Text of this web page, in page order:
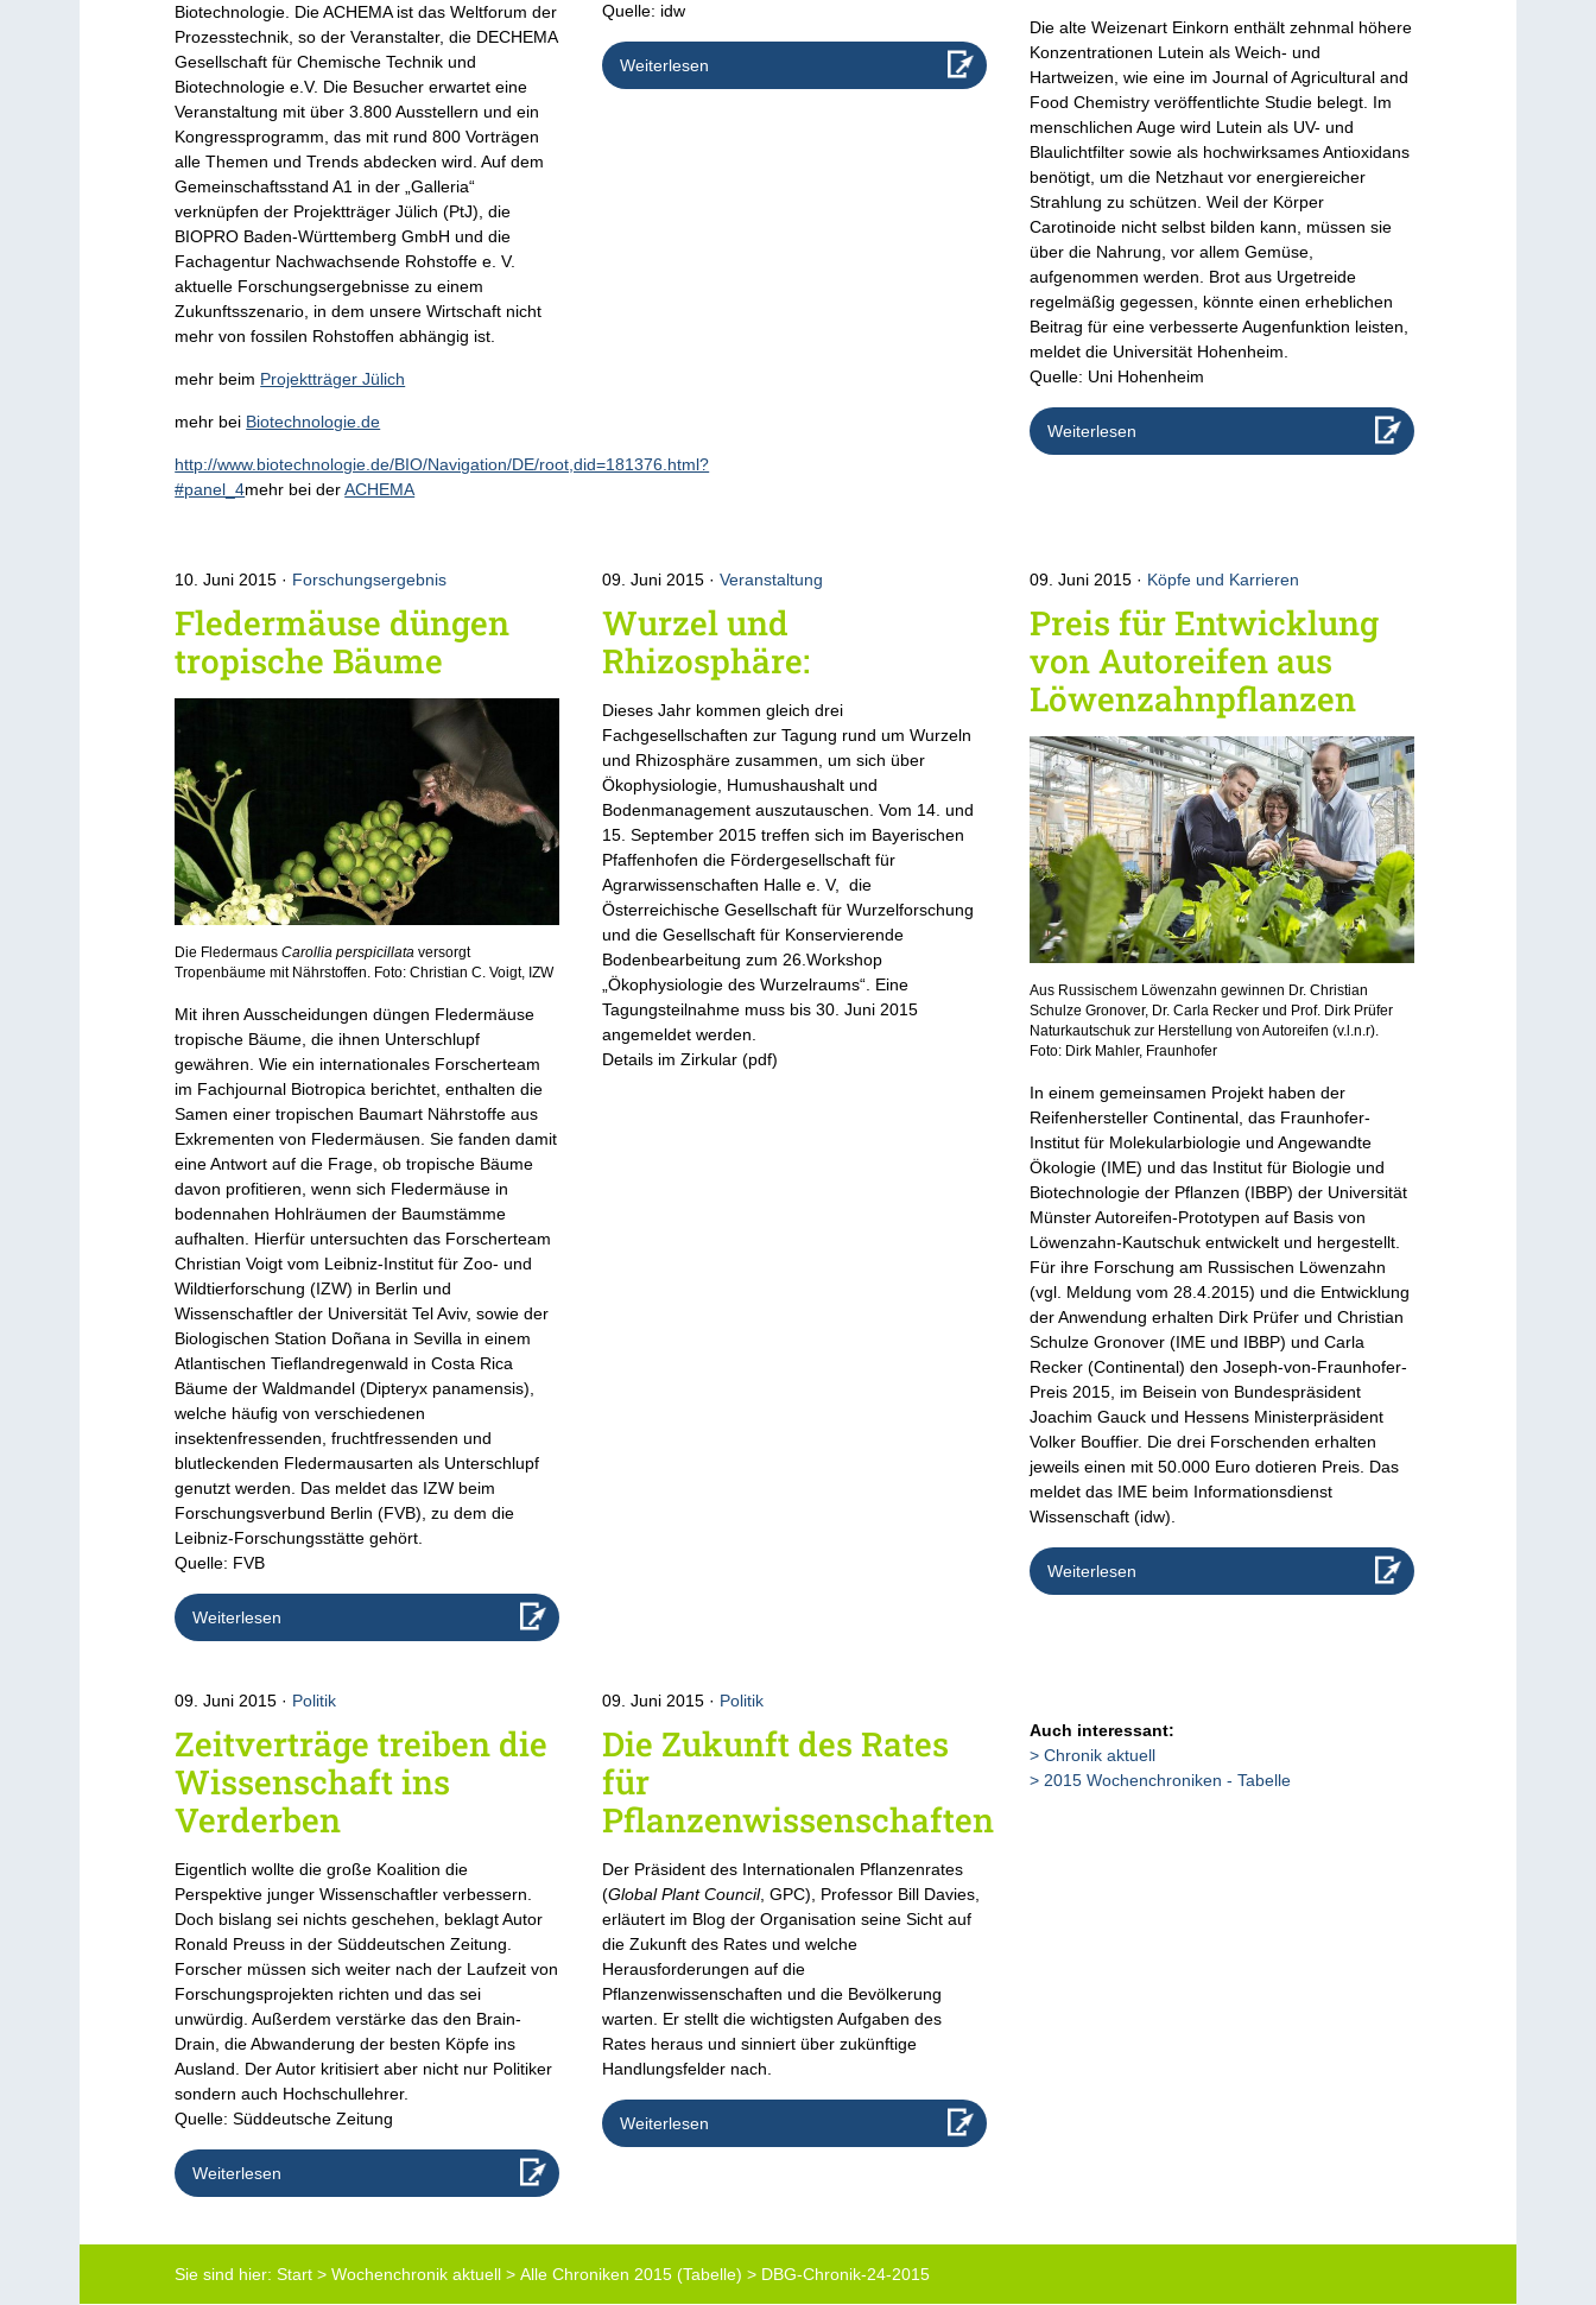
Biotechnologie. Die ACHEMA ist das Weltforum der
Prozesstechnik, so der Veranstalter, die DECHEMA
Gesellschaft für Chemische Technik und
Biotechnologie e.V. Die Besucher erwartet eine
Veranstaltung mit über 3.800 Ausstellern und ein
Kongressprogramm, das mit rund 800 Vorträgen
alle Themen und Trends abdecken wird. Auf dem
Gemeinschaftsstand A1 in der „Galleria“
verknüpfen der Projektträger Jülich (PtJ), die
BIOPRO Baden-Württemberg GmbH und die
Fachagentur Nachwachsende Rohstoffe e. V.
aktuelle Forschungsergebnisse zu einem
Zukunftsszenario, in dem unsere Wirtschaft nicht
mehr von fossilen Rohstoffen abhängig ist.
mehr beim Projektträger Jülich
mehr bei Biotechnologie.de
http://www.biotechnologie.de/BIO/Navigation/DE/root,did=181376.html?
#panel_4mehr bei derACHEMA
Quelle: idw
Weiterlesen
Die alte Weizenart Einkorn enthält zehnmal höhere
Konzentrationen Lutein als Weich- und
Hartweizen, wie eine im Journal of Agricultural and
Food Chemistry veröffentlichte Studie belegt. Im
menschlichen Auge wird Lutein als UV- und
Blaulichtfilter sowie als hochwirksames Antioxidans
benötigt, um die Netzhaut vor energiereicher
Strahlung zu schützen. Weil der Körper
Carotinoide nicht selbst bilden kann, müssen sie
über die Nahrung, vor allem Gemüse,
aufgenommen werden. Brot aus Urgetreide
regelmäßig gegessen, könnte einen erheblichen
Beitrag für eine verbesserte Augenfunktion leisten,
meldet die Universität Hohenheim.
Quelle: Uni Hohenheim
Weiterlesen
10. Juni 2015 Forschungsergebnis
Fledermäuse düngen
tropische Bäume
Die FledermausCarollia perspicillata versorgt
Tropenbäume mit Nährstoffen. Foto: Christian C. Voigt, IZW
Mit ihren Ausscheidungen düngen Fledermäuse
tropische Bäume, die ihnen Unterschlupf
gewähren. Wie ein internationales Forscherteam
im Fachjournal Biotropica berichtet, enthalten die
Samen einer tropischen Baumart Nährstoffe aus
Exkrementen von Fledermäusen. Sie fanden damit
eine Antwort auf die Frage, ob tropische Bäume
davon profitieren, wenn sich Fledermäuse in
bodennahen Hohlräumen der Baumstämme
aufhalten. Hierfür untersuchten das Forscherteam
Christian Voigt vom Leibniz-Institut für Zoo- und
Wildtierforschung (IZW) in Berlin und
Wissenschaftler der Universität Tel Aviv, sowie der
Biologischen Station Doñana in Sevilla in einem
Atlantischen Tieflandregenwald in Costa Rica
Bäume der Waldmandel (Dipteryx panamensis),
welche häufig von verschiedenen
insektenfressenden, fruchtfressenden und
blutleckenden Fledermausarten als Unterschlupf
genutzt werden. Das meldet das IZW beim
Forschungsverbund Berlin (FVB), zu dem die
Leibniz-Forschungsstätte gehört.
Quelle: FVB
Weiterlesen
09. Juni 2015 Veranstaltung
Wurzel und
Rhizosphäre:
Dieses Jahr kommen gleich drei
Fachgesellschaften zur Tagung rund um Wurzeln
und Rhizosphäre zusammen, um sich über
Ökophysiologie, Humushaushalt und
Bodenmanagement auszutauschen. Vom 14. und
15. September 2015 treffen sich im Bayerischen
Pfaffenhofen die Fördergesellschaft für
Agrarwissenschaften Halle e. V, die
Österreichische Gesellschaft für Wurzelforschung
und die Gesellschaft für Konservierende
Bodenbearbeitung zum 26.Workshop
„Ökophysiologie des Wurzelraums“. Eine
Tagungsteilnahme muss bis 30. Juni 2015
angemeldet werden.
Details im Zirkular (pdf)
09. Juni 2015 Köpfe und Karrieren
Preis für Entwicklung
von Autoreifen aus
Löwenzahnpflanzen
Aus Russischem Löwenzahn gewinnen Dr. Christian
Schulze Gronover, Dr. Carla Recker und Prof. Dirk Prüfer
Naturkautschuk zur Herstellung von Autoreifen (v.l.n.r).
Foto: Dirk Mahler, Fraunhofer
In einem gemeinsamen Projekt haben der
Reifenhersteller Continental, das Fraunhofer-
Institut für Molekularbiologie und Angewandte
Ökologie (IME) und das Institut für Biologie und
Biotechnologie der Pflanzen (IBBP) der Universität
Münster Autoreifen-Prototypen auf Basis von
Löwenzahn-Kautschuk entwickelt und hergestellt.
Für ihre Forschung am Russischen Löwenzahn
(vgl. Meldung vom 28.4.2015) und die Entwicklung
der Anwendung erhalten Dirk Prüfer und Christian
Schulze Gronover (IME und IBBP) und Carla
Recker (Continental) den Joseph-von-Fraunhofer-
Preis 2015, im Beisein von Bundespräsident
Joachim Gauck und Hessens Ministerpräsident
Volker Bouffier. Die drei Forschenden erhalten
jeweils einen mit 50.000 Euro dotieren Preis. Das
meldet das IME beim Informationsdienst
Wissenschaft (idw).
Weiterlesen
09. Juni 2015 Politik
Zeitverträge treiben die
Wissenschaft ins
Verderben
Eigentlich wollte die große Koalition die
Perspektive junger Wissenschaftler verbessern.
Doch bislang sei nichts geschehen, beklagt Autor
Ronald Preuss in der Süddeutschen Zeitung.
Forscher müssen sich weiter nach der Laufzeit von
Forschungsprojekten richten und das sei
unwürdig. Außerdem verstärke das den Brain-
Drain, die Abwanderung der besten Köpfe ins
Ausland. Der Autor kritisiert aber nicht nur Politiker
sondern auch Hochschullehrer.
Quelle: Süddeutsche Zeitung
Weiterlesen
09. Juni 2015 Politik
Die Zukunft des Rates
für
Pflanzenwissenschaften
Der Präsident des Internationalen Pflanzenrates
(Global Plant Council, GPC), Professor Bill Davies,
erläutert im Blog der Organisation seine Sicht auf
die Zukunft des Rates und welche
Herausforderungen auf die
Pflanzenwissenschaften und die Bevölkerung
warten. Er stellt die wichtigsten Aufgaben des
Rates heraus und sinniert über zukünftige
Handlungsfelder nach.
Weiterlesen
Auch interessant:
Chronik aktuell
2015 Wochenchroniken - Tabelle
Sie sind hier: Start >Wochenchronik aktuell >Alle Chroniken 2015 (Tabelle) > DBG-Chronik-24-2015